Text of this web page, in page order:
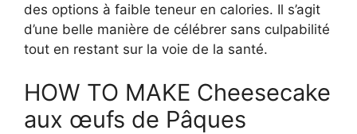
des options à faible teneur en calories. Il s’agit
d’une belle manière de célébrer sans culpabilité
tout en restant sur la voie de la santé.
HOW TO MAKE Cheesecake
aux œufs de Pâques